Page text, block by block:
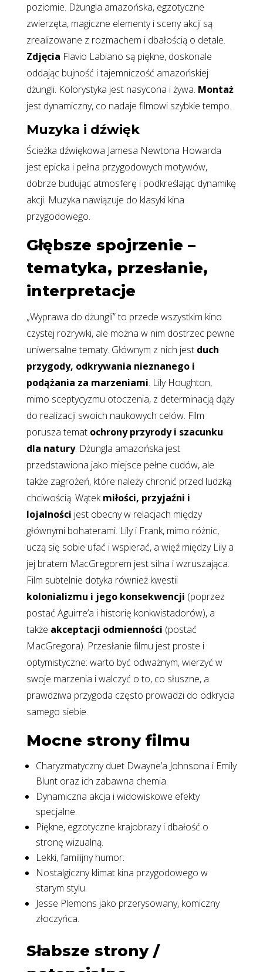
poziomie. Dżungla amazońska, egzotyczne
zwierzęta, magiczne elementy i sceny akcji są
zrealizowane z rozmachem i dbałością o detale.
Zdjęcia Flavio Labiano są piękne, doskonale
oddając bujność i tajemniczość amazońskiej
dżungli. Kolorystyka jest nasycona i żywa. Montaż
jest dynamiczny, co nadaje filmowi szybkie tempo.
Muzyka i dźwięk
Ścieżka dźwiękowa Jamesa Newtona Howarda
jest epicka i pełna przygodowych motywów,
dobrze budując atmosferę i podkreślając dynamikę
akcji. Muzyka nawiązuje do klasyki kina
przygodowego.
Głębsze spojrzenie –
tematyka, przesłanie,
interpretacje
„Wyprawa do dżungli” to przede wszystkim kino
czystej rozrywki, ale można w nim dostrzec pewne
uniwersalne tematy. Głównym z nich jest duch
przygody, odkrywania nieznanego i
podążania za marzeniami. Lily Houghton,
mimo sceptycyzmu otoczenia, z determinacją dąży
do realizacji swoich naukowych celów. Film
porusza temat ochrony przyrody i szacunku
dla natury. Dżungla amazońska jest
przedstawiona jako miejsce pełne cudów, ale
także zagrożeń, które należy chronić przed ludzką
chciwością. Wątekmiłości, przyjaźni i
lojalności jest obecny w relacjach między
głównymi bohaterami. Lily i Frank, mimo różnic,
uczą się sobie ufać i wspierać, a więź między Lily a
jej bratem MacGregorem jest silna i wzruszająca.
Film subtelnie dotyka również kwestii
kolonializmu i jego konsekwencji (poprzez
postać Aguirre’a i historię konkwistadorów), a
także akceptacji odmienności (postać
MacGregora). Przesłanie filmu jest proste i
optymistyczne: warto być odważnym, wierzyć w
swoje marzenia i walczyć o to, co słuszne, a
prawdziwa przygoda często prowadzi do odkrycia
samego siebie.
Mocne strony filmu
Charyzmatyczny duet Dwayne’a Johnsona i Emily
Blunt oraz ich zabawna chemia.
Dynamiczna akcja i widowiskowe efekty
specjalne.
Piękne, egzotyczne krajobrazy i dbałość o
stronę wizualną.
Lekki, familijny humor.
Nostalgiczny klimat kina przygodowego w
starym stylu.
Jesse Plemons jako przerysowany, komiczny
złoczyńca.
Słabsze strony /